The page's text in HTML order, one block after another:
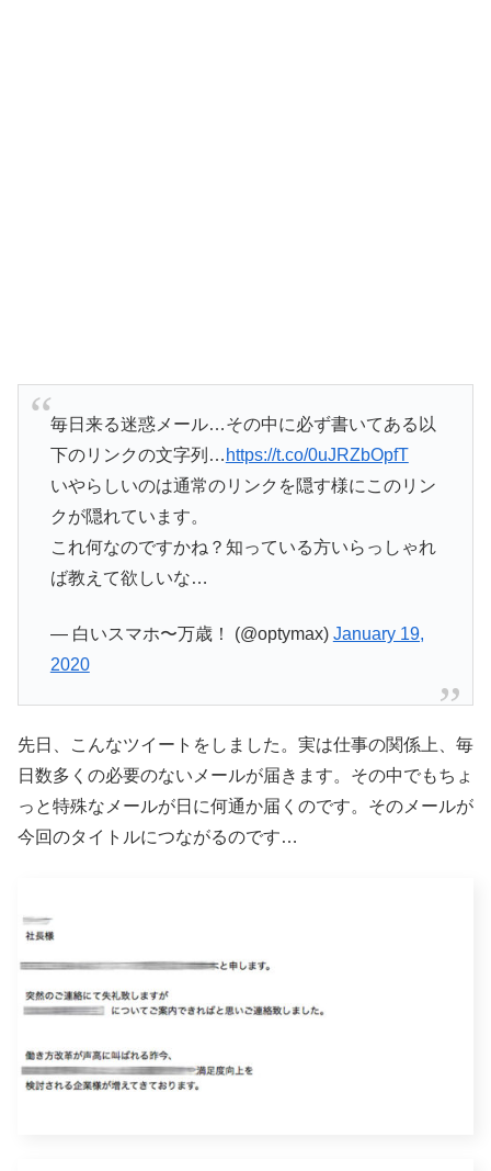
毎日来る迷惑メール…その中に必ず書いてある以
下のリンクの文字列… https://t.co/0uJRZbOpfT
いやらしいのは通常のリンクを隠す様にこのリン
クが隠れています。
これ何なのですかね？知っている方いらっしゃれ
ば教えて欲しいな…
— 白いスマホ〜万歳！ (@optymax) January 19,
2020
先日、こんなツイートをしました。実は仕事の関係上、毎
日数多くの必要のないメールが届きます。その中でもちょ
っと特殊なメールが日に何通か届くのです。そのメールが
今回のタイトルにつながるのです…